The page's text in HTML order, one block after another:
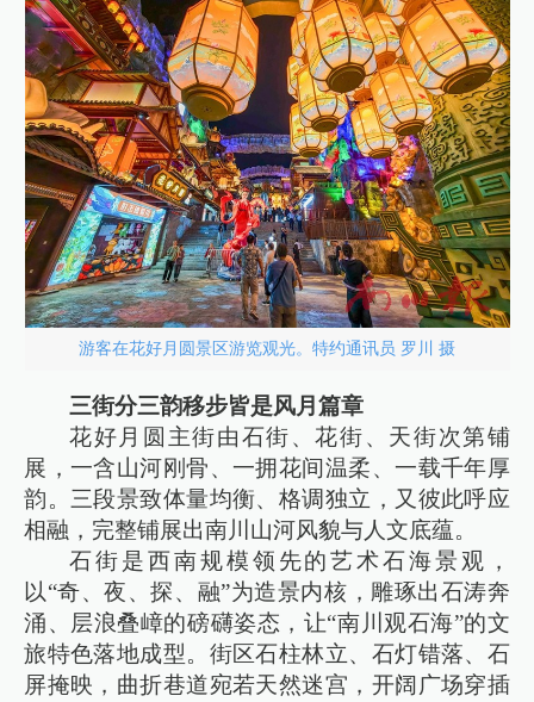
游客在花好月圆景区游览观光。特约通讯员 罗川 摄
三街分三韵移步皆是风月篇章
花好月圆主街由石街、花街、天街次第铺
展，一含山河刚骨、一拥花间温柔、一载千年厚
韵。三段景致体量均衡、格调独立，又彼此呼应
相融，完整铺展出南川山河风貌与人文底蕴。
石街是西南规模领先的艺术石海景观，
以“奇、夜、探、融”为造景内核，雕琢出石涛奔
涌、层浪叠嶂的磅礴姿态，让“南川观石海”的文
旅特色落地成型。街区石柱林立、石灯错落、石
屏掩映，曲折巷道宛若天然迷宫，开阔广场穿插